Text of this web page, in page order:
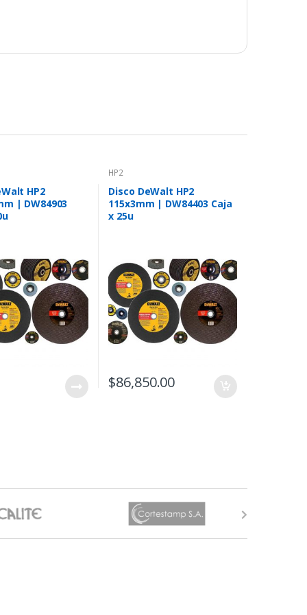
HP2
| DW84903
HP2
Disco DeWalt HP2
115x3mm | DW84403 Caja
x 25u
$86,850.00